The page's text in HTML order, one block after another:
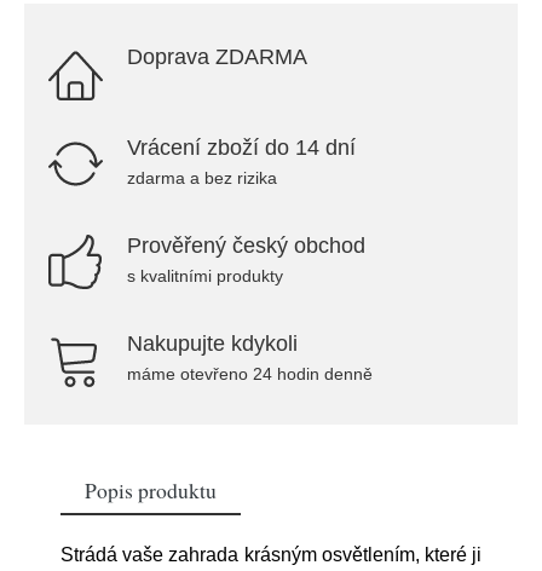
Doprava ZDARMA
Vrácení zboží do 14 dní
zdarma a bez rizika
Prověřený český obchod
s kvalitními produkty
Nakupujte kdykoli
máme otevřeno 24 hodin denně
Popis produktu
Strádá vaše zahrada krásným osvětlením, které ji